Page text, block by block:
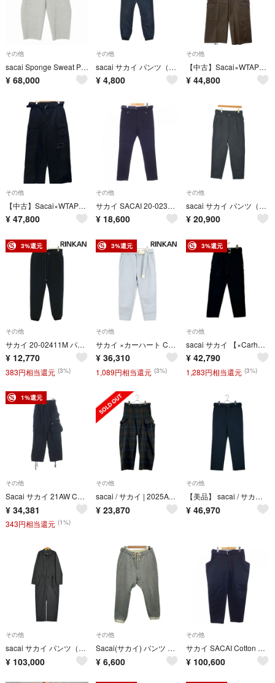
その他
sacai Sponge Sweat Pants
¥ 68,000
その他
sacai サカイ パンツ（その他） S 紺 【古着】【中古】【送料無料】
¥ 4,800
その他
【中古】Sacai×WTAPS | サカイ×ダブルタップス 25SS Cotton Back Satin Pants 01 コットンバック サテンパンツ 25-03695M ベージュ サイズ：1【尾張小牧店】
¥ 44,800
その他
【中古】Sacai×WTAPS | サカイ×ダブルタップス 25SS Cotton Back Satin Pants 01 コットンバック サテンパンツ 25-03695M ブラック サイズ：1【尾張小牧店】
¥ 47,800
その他
サカイ SACAI 20-02382M パンツ
¥ 18,600
その他
sacai サカイ パンツ（その他） M 黒 【古着】【中古】【送料無料】
¥ 20,900
3%還元
その他
サカイ 20-02411M パイピングスウェットロングパンツ メンズ 2
¥ 12,770
383円相当還元 (3%)
3%還元
その他
サカイ ×カーハート Carhartt 23AW 23-0555S キャンバスペインターロングパンツ メンズ 3
¥ 36,310
1,089円相当還元 (3%)
3%還元
その他
sacai サカイ 【×Carhartt WIP】23AW 23-0555S ブラック Canvas Pants/キャンバスペインターパンツ 00
¥ 42,790
1,283円相当還元 (3%)
1%還元
その他
Sacai サカイ 21AW COTTON OXFORD PANTS 21-02596M コットン オックスフォード カーゴパンツ ブラック
¥ 34,381
343円相当還元 (1%)
その他
sacai / サカイ | 2025AW | Plaid Pants / チェック ベルテッド カーゴ パンツ | 1 | ブラウン/グリーン | メンズ
¥ 23,870
その他
【美品】 sacai / サカイ | 2024SS | ×Carhartt WIP / Suitign Bonding Pants スーチングボンディング リバーシブルパンツ | 2 | ブラック | メンズ
¥ 46,970
その他
sacai サカイ パンツ（その他） L 黒 【古着】【中古】【送料無料】
¥ 103,000
その他
Sacai(サカイ) パンツ サイズ3 L メンズ - 16-01003M グレー×アイボリー フルレングス/ウエストゴム
¥ 6,600
その他
サカイ SACAI Cotton Chino Pants 25-03604M パンツ
¥ 100,600